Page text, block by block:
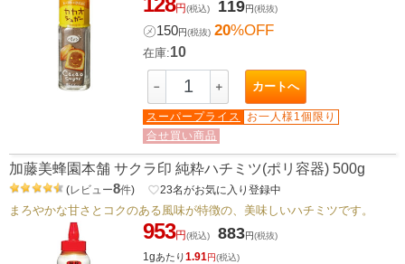
円(税込) 119円(税抜)
㋱150円(税抜) 20%OFF
在庫:10
－ ＋ カートへ
スーパープライス
お一人様1個限り
合せ買い商品
加藤美蜂園本舗 サクラ印 純粋ハチミツ(ポリ容器) 500g
(レビュー8件) favorite_border23名がお気に入り登録中
まろやかな甘さとコクのある風味が特徴の、美味しいハチミツです。
953円(税込) 883円(税抜)
1gあたり1.91円(税込)